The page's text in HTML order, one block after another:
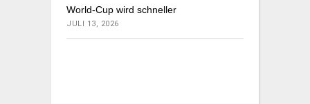
World-Cup wird schneller
JULI 13, 2026